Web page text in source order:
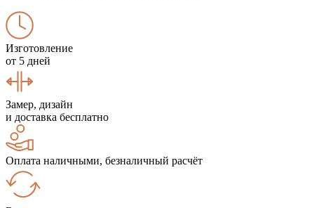
Изготовление
от 5 дней
Замер, дизайн
и доставка бесплатно
Оплата наличными, безналичный расчёт